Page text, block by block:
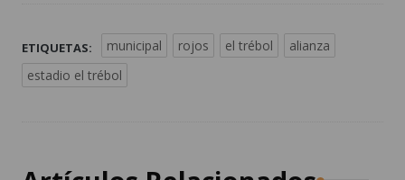
ETIQUETAS: municipal rojos el trébol
alianza
estadio el trébol